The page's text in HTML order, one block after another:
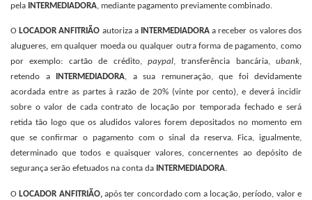
pela
INTERMEDIADORA, mediante pagamento previamente combinado.
O LOCADOR ANFITRIÃO autoriza a INTERMEDIADORA a receber os valores dos
alugueres, em qualquer moeda ou qualquer outra forma de pagamento, como
por exemplo: cartão de crédito, paypal, transferência bancária, ubank,
retendo a
INTERMEDIADORA, a sua remuneração, que foi devidamente
acordada entre as partes à razão de 20% (vinte por cento), e deverá incidir
sobre o valor de cada contrato de locação por temporada fechado e será
retida tão logo que os aludidos valores forem depositados no momento em
que se confirmar o pagamento com o sinal da reserva. Fica, igualmente,
determinado que todos e quaisquer valores, concernentes ao depósito de
segurança serão efetuados na conta da
INTERMEDIADORA.
O LOCADOR ANFITRIÃO,após ter concordado com a locação, período, valor e